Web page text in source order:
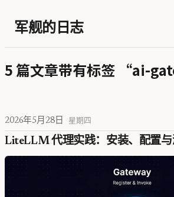
军舰的日志
5 篇文章带有标签 “ai-
2026年5月28日 星期四
LiteLLM 代理实践：安装、配置与